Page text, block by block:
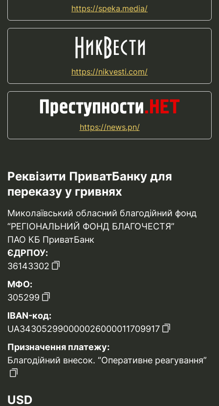
https://speka.media/
https://nikvesti.com/
https://news.pn/
Реквізити ПриватБанку для
переказу у гривнях
Миколаївський обласний благодійний фонд
“РЕГІОНАЛЬНИЙ ФОНД БЛАГОЧЕСТЯ”
ПАО КБ ПриватБанк
ЄДРПОУ:
36143302
МФО:
305299
IBAN-код:
UA343052990000026000011709917
Призначення платежу:
Благодійний внесок. “Оперативне реагування”
USD